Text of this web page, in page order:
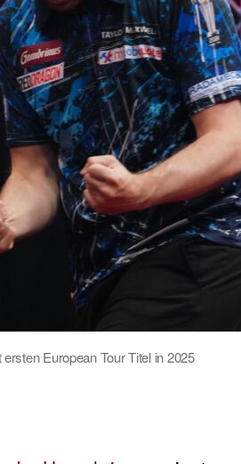
European Tour Titel in 2025